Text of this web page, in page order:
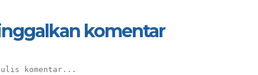
komentar